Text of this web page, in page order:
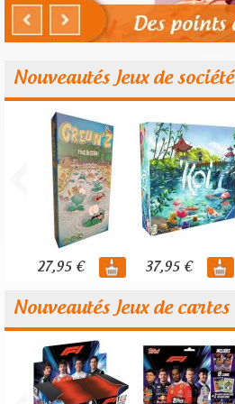
Nouveautés Jeux de société
27,95 € 37,95 €
Nouveautés Jeux de cartes